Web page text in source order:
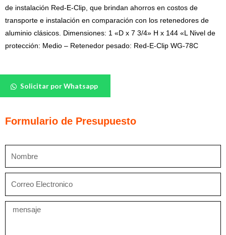
de instalación Red-E-Clip, que brindan ahorros en costos de
transporte e instalación en comparación con los retenedores de
aluminio clásicos. Dimensiones: 1 «D x 7 3/4» H x 144 «L Nivel de
protección: Medio – Retenedor pesado: Red-E-Clip WG-78C
Solicitar por Whatsapp
78C
Formulario de Presupuesto
Mensaje